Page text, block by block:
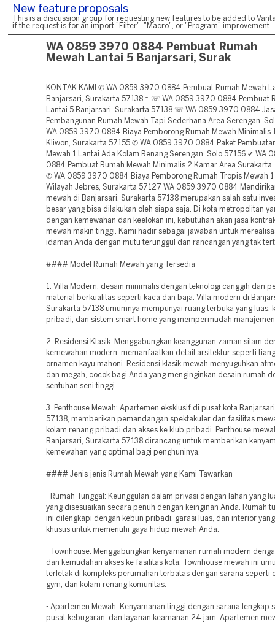
New feature proposals
This is a discussion group for requesting new features to be added to
if the request is for an import "Filter", "Macro", or "Program" improvement.
WA 0859 3970 0884 Pembuat Rumah
Mewah Lantai 5 Banjarsari, Surak
KONTAK KAMI ✆ WA 0859 3970 0884 Pembuat Rumah Mewah
Banjarsari, Surakarta 57138 ~ ☏ WA 0859 3970 0884 Pembuat
Lantai 5 Banjarsari, Surakarta 57138 ☏ WA 0859 3970 0884
Pembangunan Rumah Mewah Tapi Sederhana Area Serengan,
WA 0859 3970 0884 Biaya Pemborong Rumah Mewah Minimalis
Kliwon, Surakarta 57155 ✆ WA 0859 3970 0884 Paket
Mewah 1 Lantai Ada Kolam Renang Serengan, Solo 57156 ✔ WA
0884 Pembuat Rumah Mewah Minimalis 2 Kamar Area Surakarta,
✆ WA 0859 3970 0884 Biaya Pemborong Rumah Tropis Mewah 1
Wilayah Jebres, Surakarta 57127 WA 0859 3970 0884
mewah di Banjarsari, Surakarta 57138 merupakan salah satu
besar yang bisa dilakukan oleh siapa saja. Di kota metropolitan
dengan kemewahan dan keelokan ini, kebutuhan akan jasa
mewah makin tinggi. Kami hadir sebagai jawaban untuk
idaman Anda dengan mutu terunggul dan rancangan yang tak
#### Model Rumah Mewah yang Tersedia
1. Villa Modern: desain minimalis dengan teknologi canggih dan
material berkualitas seperti kaca dan baja. Villa modern di
Surakarta 57138 umumnya mempunyai ruang terbuka yang luas,
pribadi, dan sistem smart home yang mempermudah
2. Residensi Klasik: Menggabungkan keanggunan zaman silam
kemewahan modern, memanfaatkan detail arsitektur seperti
ornamen kayu mahoni. Residensi klasik mewah menyuguhkan
dan megah, cocok bagi Anda yang menginginkan desain rumah
sentuhan seni tinggi.
3. Penthouse Mewah: Apartemen eksklusif di pusat kota
57138, memberikan pemandangan spektakuler dan fasilitas
kolam renang pribadi dan akses ke klub pribadi. Penthouse
Banjarsari, Surakarta 57138 dirancang untuk memberikan
kemewahan yang optimal bagi penghuninya.
#### Jenis-jenis Rumah Mewah yang Kami Tawarkan
- Rumah Tunggal: Keunggulan dalam privasi dengan lahan yang
yang disesuaikan secara penuh dengan keinginan Anda. Rumah
ini dilengkapi dengan kebun pribadi, garasi luas, dan interior
khusus untuk memenuhi gaya hidup mewah Anda.
- Townhouse: Menggabungkan kenyamanan rumah modern
dan kemudahan akses ke fasilitas kota. Townhouse mewah ini
terletak di kompleks perumahan terbatas dengan sarana seperti
gym, dan kolam renang komunitas.
- Apartemen Mewah: Kenyamanan tinggi dengan sarana lengkap
pusat kebugaran, dan layanan keamanan 24 jam. Apartemen